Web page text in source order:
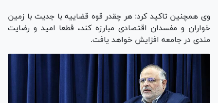
وی همچنین تاکید کرد: هر چقدر قوه قضاییه با جدیت با زمین
خواران و مفسدان اقتصادی مبارزه کند، قطعا امید و رضایت
مندی در جامعه افزایش خواهد یافت.